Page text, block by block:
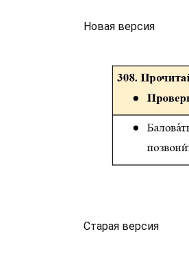
Новая версия
Старая версия